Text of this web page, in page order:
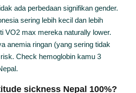
ada perbedaan signifikan gender.
sering lebih kecil dan lebih
VO2 max mereka naturally lower.
anemia ringan (yang sering tidak
Check hemoglobin kamu 3
sickness Nepal 100%?